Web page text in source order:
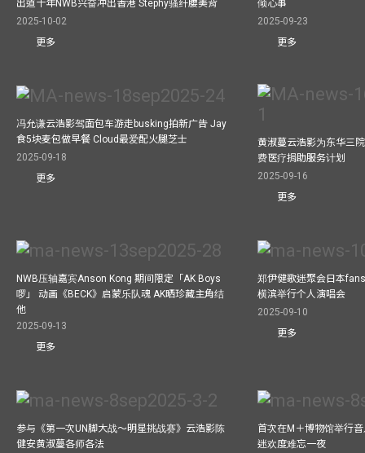
出道十年NWB兴奋冲出香港 Stephy骚纤腰美背
2025-10-02
更多
倾心事
2025-09-23
更多
冯允谦云浩影驾面包车游走busking拍新广告 Jay
食5块麦包做早餐 Cloud最爱配火腿芝士
2025-09-18
更多
黄淑蔓云浩影为东华三
费医疗捐助服务计划
2025-09-16
更多
NWB压轴嘉宾Anson Kong 期间限定「AK Boys
啰」 动画《BECK》启蒙乐队魂 AK晒珍藏主角结
他
2025-09-13
更多
郑伊健歌迷聚会日本
横滨举行个人演唱会
2025-09-10
更多
参与《第一次UN脚大战～明星挑战赛》云浩影陈
健安黄淑蔓各师各法
首次在M＋博物馆举行
迷欢度难忘一夜